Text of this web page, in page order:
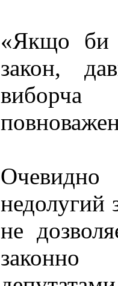
«Якщо би
закон,
недолугий
не